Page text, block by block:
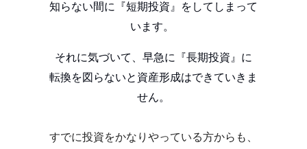
知らない間に『短期投資』をしてしまって
います。
それに気づいて、早急に『長期投資』に
転換を図らないと資産形成はできていきま
せん。
すでに投資をかなりやっている方からも、